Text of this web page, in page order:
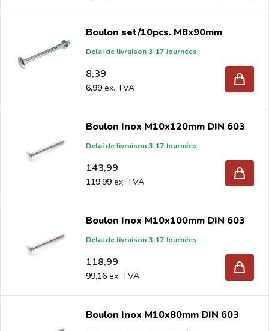
Boulon set/10pcs. M8x90mm
Delai de livraison 3-17 Journées
8,39
6,99
Boulon Inox M10x120mm DIN 603
Delai de livraison 3-17 Journées
143,99
119,99
Boulon Inox M10x100mm DIN 603
Delai de livraison 3-17 Journées
118,99
99,16
Boulon Inox M10x80mm DIN 603